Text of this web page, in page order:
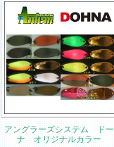
アングラーズシステム ドー
ナ オリジナルカラー